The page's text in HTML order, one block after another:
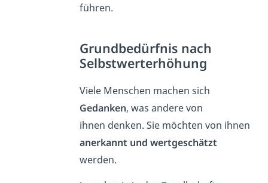
führen.
Grundbedürfnis nach
Selbstwerterhöhung
Viele Menschen machen sich
Gedanken, was andere von
ihnen denken. Sie möchten von ihnen
anerkannt und wertgeschätzt
werden.